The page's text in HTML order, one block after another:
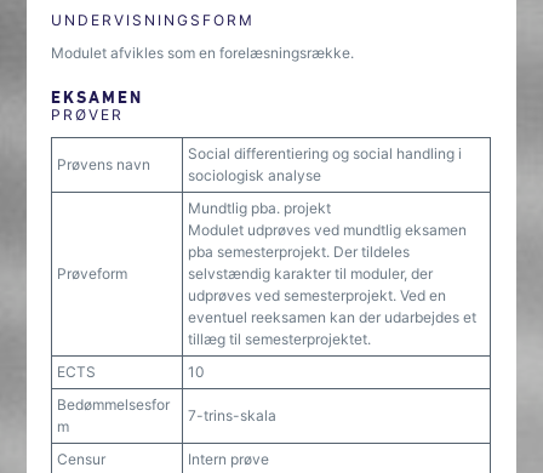
UNDERVISNINGSFORM
Modulet afvikles som en forelæsningsrække.
EKSAMEN
PRØVER
Prøvens navn
Social differentiering og social handling i
sociologisk analyse
Prøveform
Mundtlig pba. projekt
Modulet udprøves ved mundtlig eksamen
pba semesterprojekt. Der tildeles
selvstændig karakter til moduler, der
udprøves ved semesterprojekt. Ved en
eventuel reeksamen kan der udarbejdes et
tillæg til semesterprojektet.
ECTS
10
Bedømmelsesfor
m
7-trins-skala
Censur
Intern prøve